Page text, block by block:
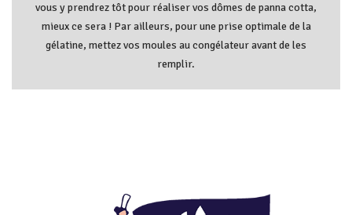
vous y prendrez tôt pour réaliser vos dômes de panna cotta,
mieux ce sera ! Par ailleurs, pour une prise optimale de la
gélatine, mettez vos moules au congélateur avant de les
remplir.